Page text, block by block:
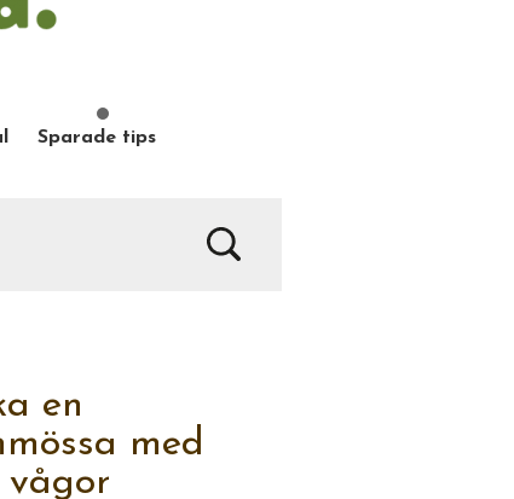
Sparade tips
en
med
vågor